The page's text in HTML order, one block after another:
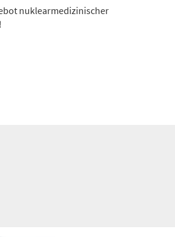
nuklearmedizinischer